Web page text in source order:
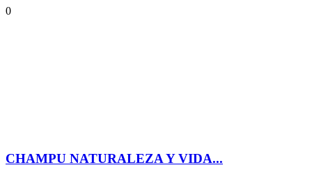
0
CHAMPU NATURALEZA Y VIDA...